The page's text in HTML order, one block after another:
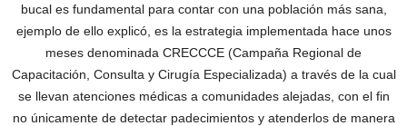
bucal es fundamental para contar con una población más sana,
ejemplo de ello explicó, es la estrategia implementada hace unos
meses denominada CRECCCE (Campaña Regional de
Capacitación, Consulta y Cirugía Especializada) a través de la cual
se llevan atenciones médicas a comunidades alejadas, con el fin
no únicamente de detectar padecimientos y atenderlos de manera